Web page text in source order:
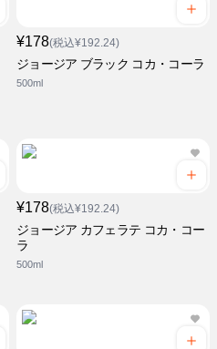
¥178(税込¥192.24)
ジョージア ブラック コカ・コーラ
500ml
¥178(税込¥192.24)
ジョージア カフェラテ コカ・コー
ラ
500ml